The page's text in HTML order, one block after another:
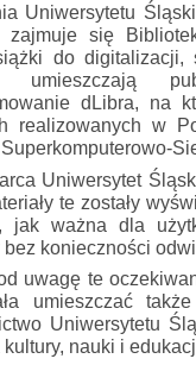
Uniwersytetu
zajmuje się
do digitalizacji,
umieszczają
dLibra, na
realizowanych w
Uniwersytet
te zostały
jak ważna dla
bez konieczności
uwagę te
umieszczać
Uniwersytetu
nauki i